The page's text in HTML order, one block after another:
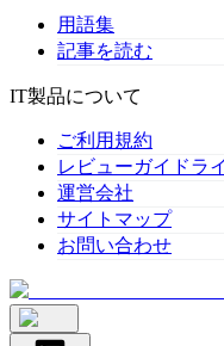
用語集
記事を読む
IT製品について
ご利用規約
レビューガイドラ
運営会社
サイトマップ
お問い合わせ